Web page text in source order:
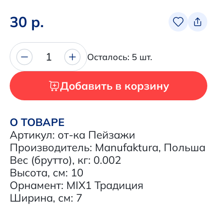
30 р.
О ТОВАРЕ
Артикул: от-ка Пейзажи
Производитель: Manufaktura, Польша
Вес (брутто), кг: 0.002
Высота, см: 10
Орнамент: MIX1 Традиция
Ширина, см: 7
1 Осталось: 5 шт.
Добавить в корзину